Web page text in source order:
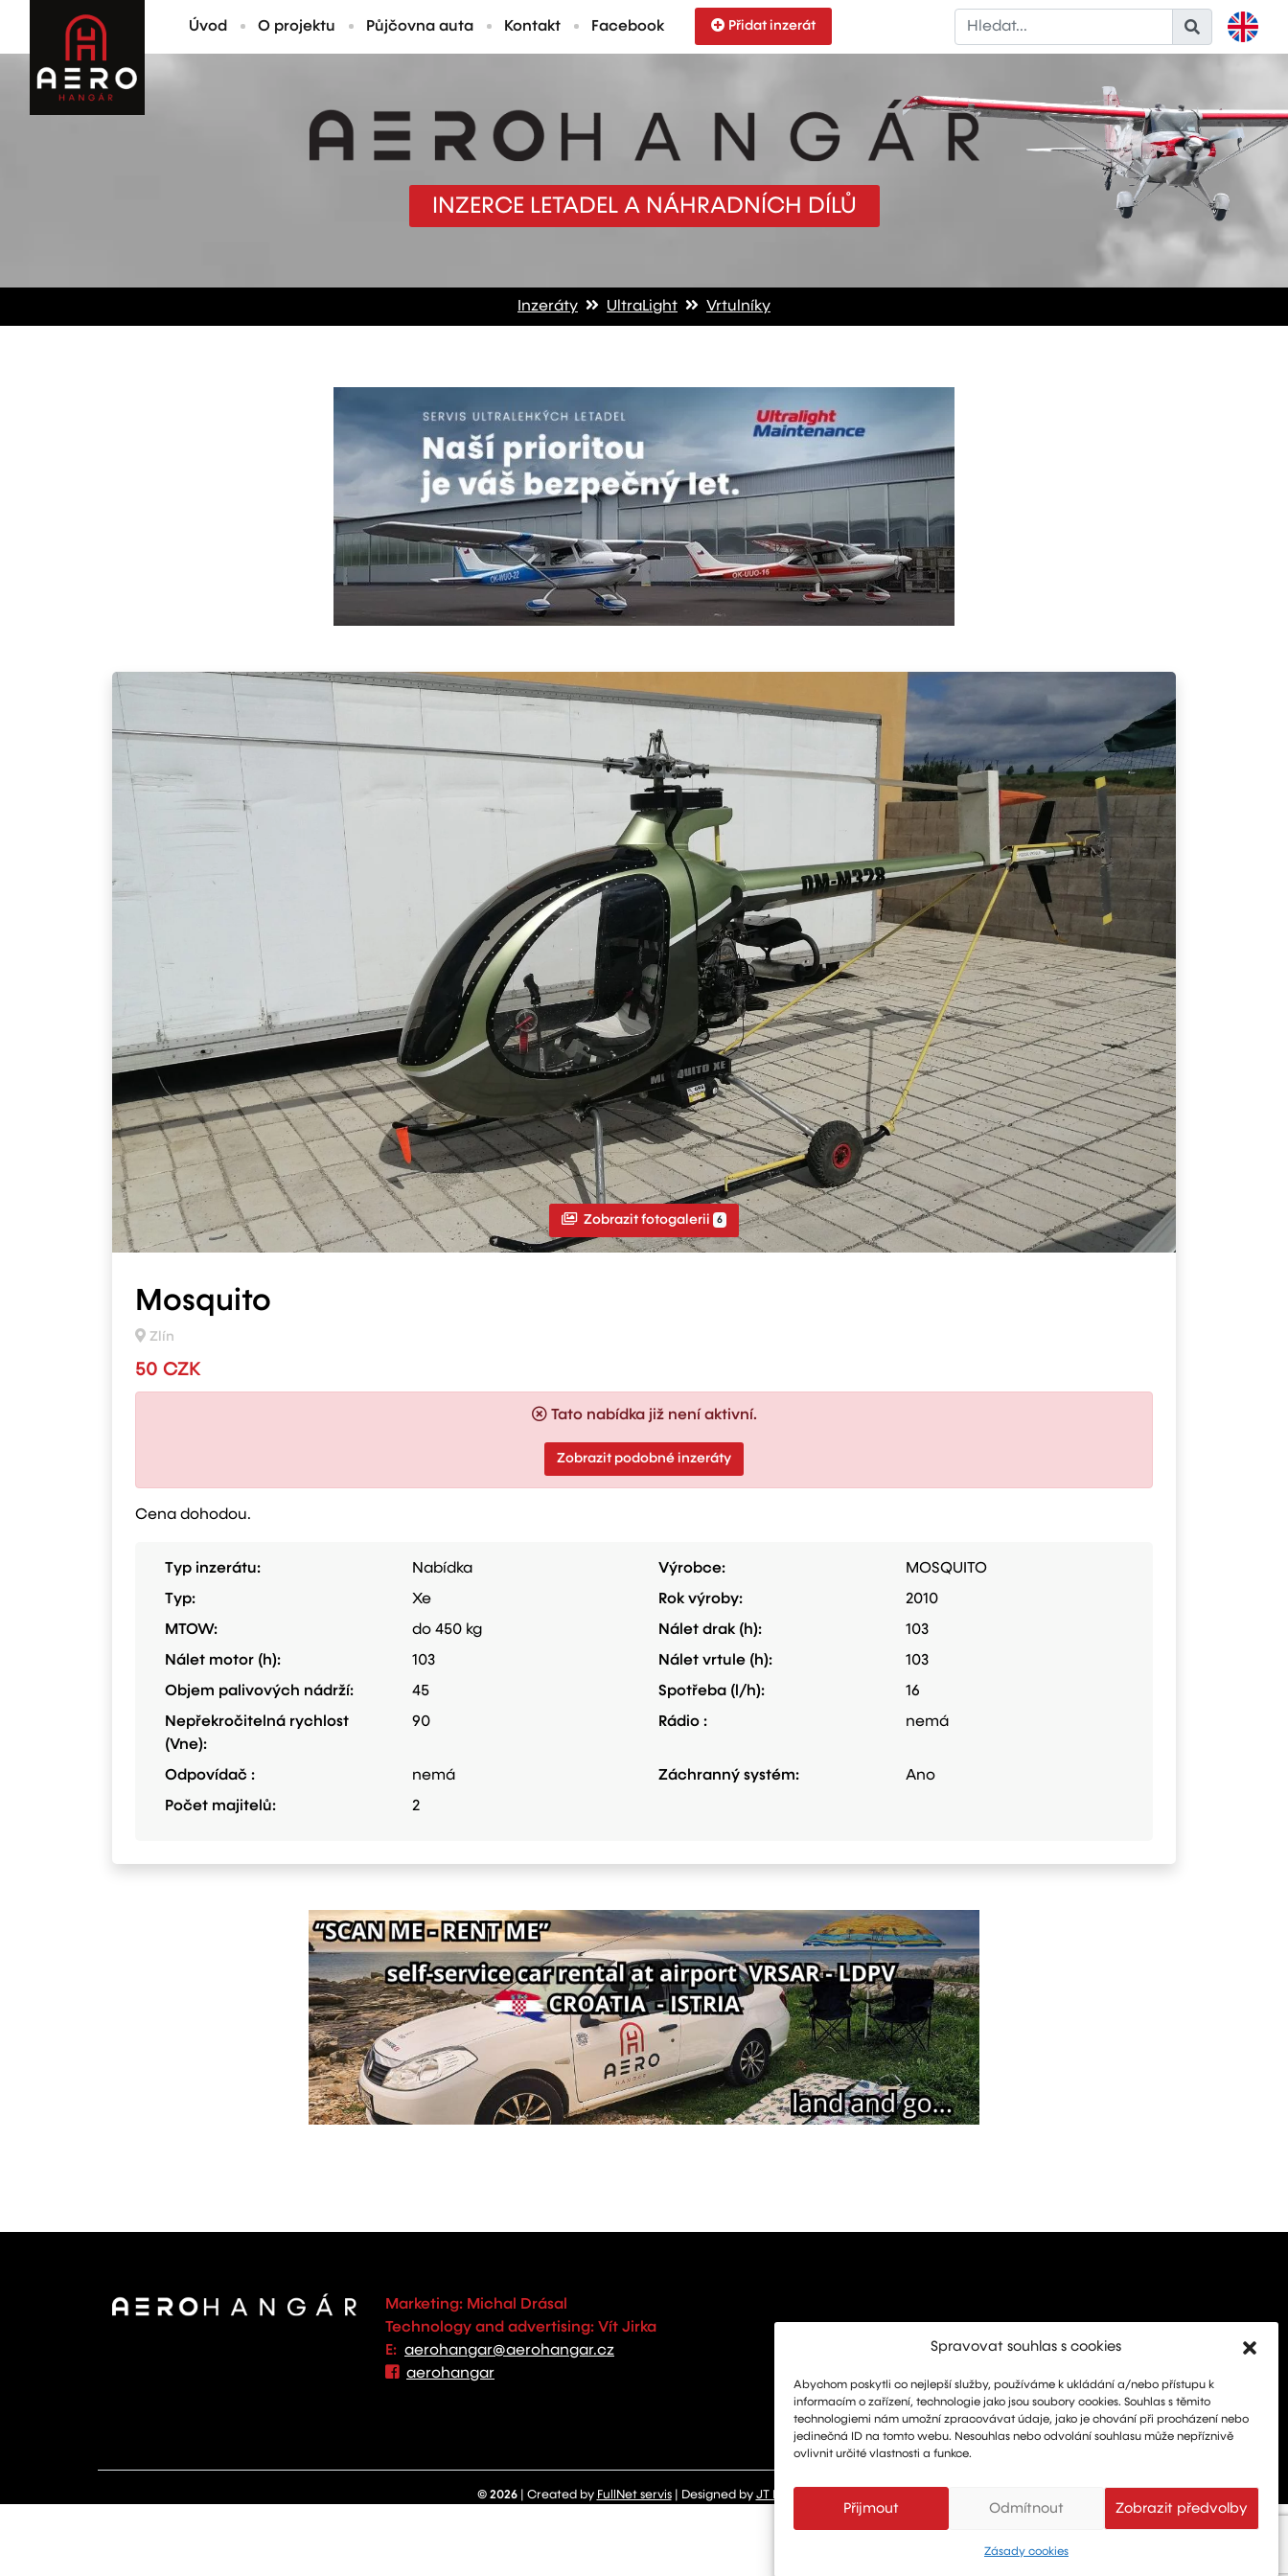
Spravovat souhlas s cookies
Abychom poskytli co nejlepší služby, používáme k ukládání a/nebo přístupu k
informacím o zařízení, technologie jako jsou soubory cookies. Souhlas s těmito
technologiemi nám umožní zpracovávat údaje, jako je chování při procházení nebo
jedinečná ID na tomto webu. Nesouhlas nebo odvolání souhlasu může nepříznivě
ovlivnit určité vlastnosti a funkce.
Přijmout Odmítnout Zobrazit předvolby
Zásady cookies
Úvod O projektu Půjčovna auta Kontakt Facebook Přidat inzerát
INZERCE LETADEL A NÁHRADNÍCH DÍLŮ
Inzeráty UltraLight Vrtulníky
Zobrazit fotogalerii 6
Mosquito
Zlín
50 CZK
Tato nabídka již není aktivní.
Zobrazit podobné inzeráty
Cena dohodou.
Typ inzerátu: Nabídka Výrobce:
MOSQUITO
Typ:
Xe Rok výroby:
2010
MTOW:
do 450 kg Nálet drak (h):
103
Nálet motor (h):
103 Nálet vrtule (h):
103
Objem palivových nádrží:
45 Spotřeba (l/h):
16
Nepřekročitelná rychlost
(Vne):
90 Rádio : nemá
Odpovídač : nemá Záchranný systém:
Ano
Počet majitelů:
2
Marketing: Michal Drásal
Technology and advertising: Vít Jirka
E: aerohangar@aerohangar.cz
aerohangar
© 2026| Created by FullNet servis| Designed by JT Design